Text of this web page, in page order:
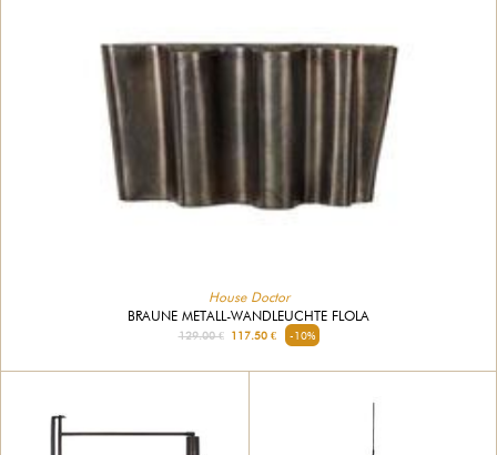
House Doctor
BRAUNE METALL-WANDLEUCHTE FLOLA
129.00 €117.50 € -10%